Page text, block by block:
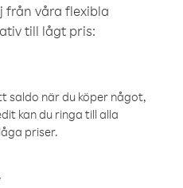
från våra flexibla
till lågt pris:
saldo när du köper något,
kan du ringa till alla
priser.